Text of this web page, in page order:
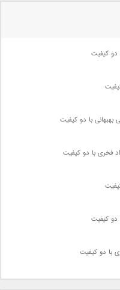
دو کیفیت
بهبهانی با دو کیفیت
فخری با دو کیفیت
دو کیفیت
با دو کیفیت